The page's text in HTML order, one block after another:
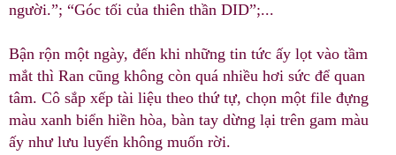
người.”; “Góc tối của thiên thần DID”;...
Bận rộn một ngày, đến khi những tin tức ấy lọt vào tầm
mắt thì Ran cũng không còn quá nhiều hơi sức để quan
tâm. Cô sắp xếp tài liệu theo thứ tự, chọn một file đựng
màu xanh biển hiền hòa, bàn tay dừng lại trên gam màu
ấy như lưu luyến không muốn rời.